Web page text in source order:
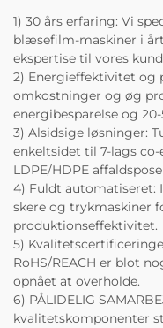
1) 30 års erfaring: Vi
blæsefilm-maskiner i
ekspertise til vores
2) Energieffektivitet og
omkostninger og øg
energibesparelse og
3) Alsidsige løsninger:
enkeltsidet til 7-lags
LDPE/HDPE
4) Fuldt automatiseret:
skere og trykmaskiner
produktionseffektivitet.
5)
RoHS/REACH er blot
opnået at overholde.
6) PÅLIDELIG
kvalitetskomponenter